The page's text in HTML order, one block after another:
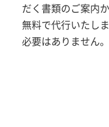
だく書類のご案内
無料で代行いたし
必要はありません。